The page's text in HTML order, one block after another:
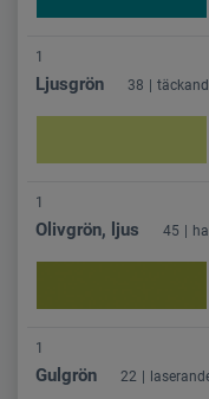
1
Ljusgrön 38
1
Olivgrön, ljus 45
1
Gulgrön 22